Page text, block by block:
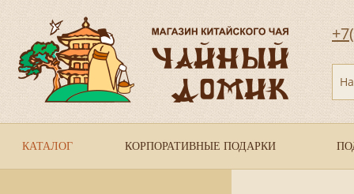
КАТАЛОГ КОРПОРАТИВНЫЕ ПОДАРКИ